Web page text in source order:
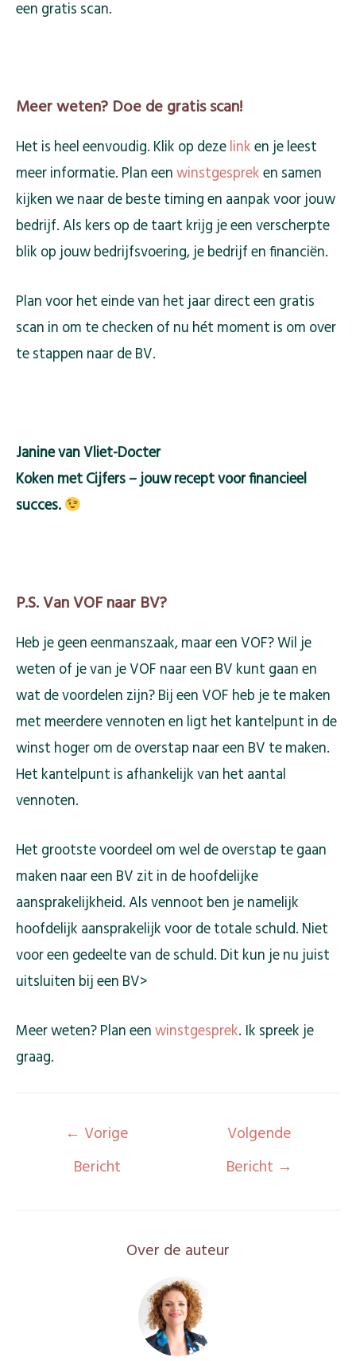
een gratis scan.
Meer weten? Doe de gratis scan!
Het is heel eenvoudig. Klik op dezelinken je leest
meer informatie. Plan eenwinstgespreken samen
kijken we naar de beste timing en aanpak voor jouw
bedrijf. Als kers op de taart krijg je een verscherpte
blik op jouw bedrijfsvoering, je bedrijf en financiën.
Plan voor het einde van het jaar direct een gratis
scan in om te checken of nu hét moment is om over
te stappen naar de BV.
Janine van Vliet-Docter
Koken met Cijfers – jouw recept voor financieel
succes.
P.S. Van VOF naar BV?
Heb je geen eenmanszaak, maar een VOF? Wil je
weten of je van je VOF naar een BV kunt gaan en
wat de voordelen zijn? Bij een VOF heb je te maken
met meerdere vennoten en ligt het kantelpunt in de
winst hoger om de overstap naar een BV te maken.
Het kantelpunt is afhankelijk van het aantal
vennoten.
Het grootste voordeel om wel de overstap te gaan
maken naar een BV zit in de hoofdelijke
aansprakelijkheid. Als vennoot ben je namelijk
hoofdelijk aansprakelijk voor de totale schuld. Niet
voor een gedeelte van de schuld. Dit kun je nu juist
uitsluiten bij een BV>
Meer weten? Plan eenwinstgesprek. Ik spreek je
graag.
← Vorige
Bericht
Volgende
Bericht →
Over de auteur